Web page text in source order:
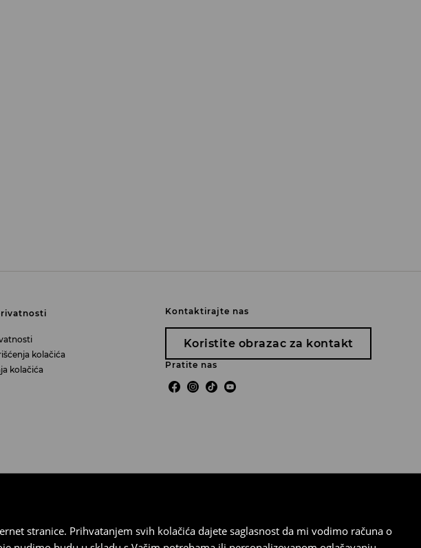
stranice. Prihvatanjem svih kolačića dajete saglasnost da mi vodimo računa o
kolačića
kolačića
Kontaktirajte nas
Koristite obrazac za kontakt
Pratite nas